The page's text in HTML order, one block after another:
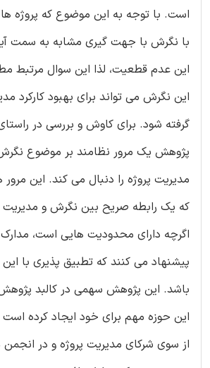
است. با توجه به این موضوع که پروژه
با نگرش با جهت گیری مشابه به سمت
این عدم قطعیت، لذا این سوال مرتبط
این نگرش می تواند برای بهبود کارکرد
گرفته شود. برای کاوش و بررسی در
پژوهش یک مرور نظامند بر موضوع
مدیریت پروژه را دنبال می کند. این
که یک رابطه صریح بین نگرش و مدیریت
اگرچه دارای محدودیت هایی است،
پیشنهاد می کنند که تطبیق پذیری با
باشد. این پژوهش سهمی در کالبد
این حوزه مهم برای خود ایجاد کرده
از سوی شرکای مدیریت پروژه و در